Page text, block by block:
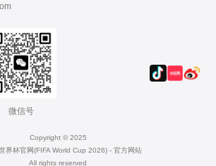
微信号
Copyright © 2025
界杯官网(FIFA World Cup 2026) - 官方网站
All rights reserved